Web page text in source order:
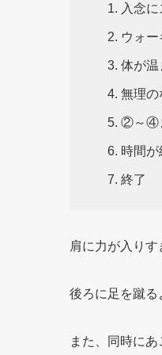
1. 入念
2. ウォ
3. 体が温
4. 無理
5. ②～④
6. 時間が
7. 終了
肩に力が入り
後ろに足を蹴る
また、同時に